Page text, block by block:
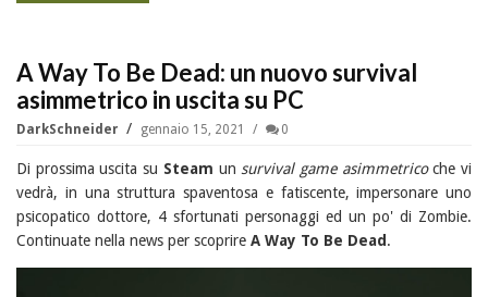
A Way To Be Dead: un nuovo survival
asimmetrico in uscita su PC
DarkSchneider gennaio 15, 2021 0
Di prossima uscita su Steam unsurvival game asimmetricoche vi
vedrà, in una struttura spaventosa e fatiscente, impersonare uno
psicopatico dottore, 4 sfortunati personaggi ed un po' di Zombie.
Continuate nella news per scoprire A Way To Be Dead.